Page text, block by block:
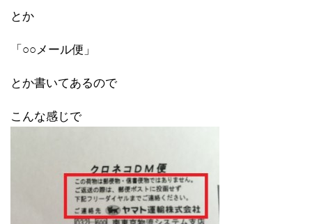
とか
「○○メール便」
とか書いてあるので
こんな感じで